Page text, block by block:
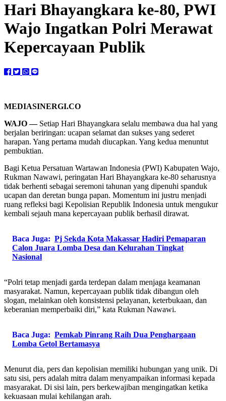
Hari Bhayangkara ke-80, PWI
Wajo Ingatkan Polri Merawat
Kepercayaan Publik
MEDIASINERGI.CO
WAJO —Setiap Hari Bhayangkara selalu membawa dua hal yang
berjalan beriringan: ucapan selamat dan sukses yang sederet
harapan. Yang pertama mudah diucapkan. Yang kedua menuntut
pembuktian.
Bagi Ketua Persatuan Wartawan Indonesia (PWI) Kabupaten Wajo,
Rukman Nawawi, peringatan Hari Bhayangkara ke-80 seharusnya
tidak berhenti sebagai seremoni tahunan yang dipenuhi spanduk
ucapan dan deretan bunga papan. Momentum ini justru menjadi
ruang refleksi bagi Kepolisian Republik Indonesia untuk mengukur
kembali sejauh mana kepercayaan publik berhasil dirawat.
Baca Juga: Pj Sekda Kota Makassar Hadiri Pemaparan
Calon Juara Lomba Desa dan Kelurahan Tingkat
Nasional
“Polri tetap menjadi garda terdepan dalam menjaga keamanan
masyarakat. Namun, kepercayaan publik tidak dibangun oleh
slogan, melainkan oleh konsistensi pelayanan, keterbukaan, dan
keberanian memperbaiki diri,” kata Rukman Nawawi.
Baca Juga: Pemkab Pinrang Raih Dua Penghargaan
Lomba Getol Bertamasya
Menurut dia, pers dan kepolisian memiliki hubungan yang unik. Di
satu sisi, pers adalah mitra dalam menyampaikan informasi kepada
masyarakat. Di sisi lain, pers berkewajiban mengingatkan ketika
kekuasaan mulai kehilangan arah.